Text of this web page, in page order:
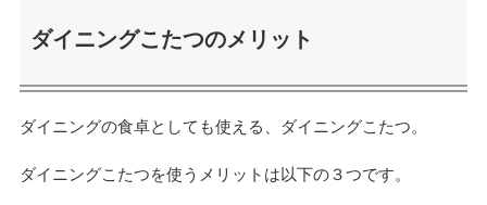
ダイニングこたつのメリット
ダイニングの食卓としても使える、ダイニングこたつ。
ダイニングこたつを使うメリットは以下の３つです。